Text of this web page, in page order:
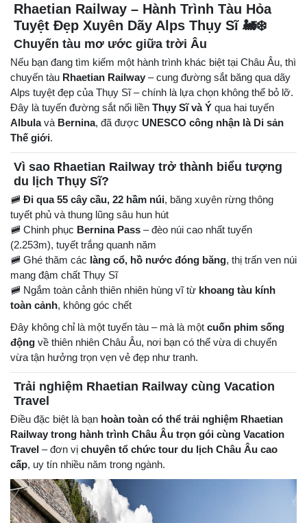
Rhaetian Railway – Hành Trình Tàu Hỏa
Tuyệt Đẹp Xuyên Dãy Alps Thụy Sĩ 🚂❄️
Chuyến tàu mơ ước giữa trời Âu
Nếu bạn đang tìm kiếm một hành trình khác biệt tại Châu Âu, thì
chuyến tàu Rhaetian Railway – cung đường sắt băng qua dãy
Alps tuyệt đẹp của Thụy Sĩ – chính là lựa chọn không thể bỏ lỡ.
Đây là tuyến đường sắt nối liền Thụy Sĩ và Ý qua hai tuyến
Albulavà Bernina, đã được UNESCO công nhận là Di sản
Thế giới.
Vì sao Rhaetian Railway trở thành biểu tượng
du lịch Thụy Sĩ?
🚞 Đi qua 55 cây cầu, 22 hầm núi, băng xuyên rừng thông
tuyết phủ và thung lũng sâu hun hút
🚞 Chinh phục Bernina Pass – đèo núi cao nhất tuyến
(2.253m), tuyết trắng quanh năm
🚞 Ghé thăm các làng cổ, hồ nước đóng băng, thị trấn ven núi
mang đậm chất Thụy Sĩ
🚞 Ngắm toàn cảnh thiên nhiên hùng vĩ từ khoang tàu kính
toàn cảnh, không góc chết
Đây không chỉ là một tuyến tàu – mà là một cuốn phim sống
động về thiên nhiên Châu Âu, nơi bạn có thể vừa di chuyển
vừa tận hưởng trọn vẹn vẻ đẹp như tranh.
Trải nghiệm Rhaetian Railway cùng Vacation
Travel
Điều đặc biệt là bạn hoàn toàn có thể trải nghiệm Rhaetian
Railway trong hành trình Châu Âu trọn gói cùng Vacation
Travel – đơn vị chuyên tổ chức tour du lịch Châu Âu cao
cấp, uy tín nhiều năm trong ngành.